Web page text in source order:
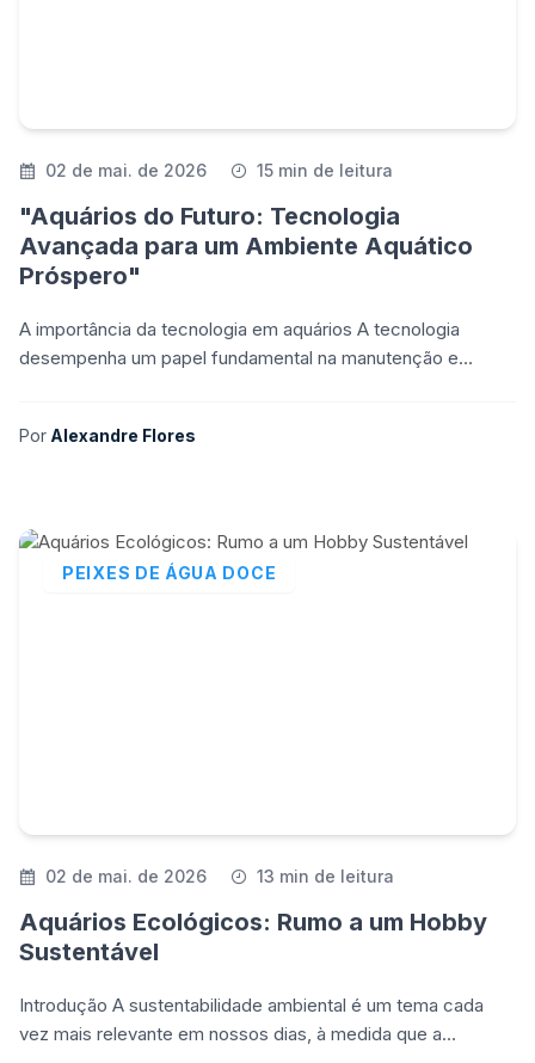
02 de mai. de 2026 15 min de leitura
"Aquários do Futuro: Tecnologia
Avançada para um Ambiente Aquático
Próspero"
A importância da tecnologia em aquários A tecnologia
desempenha um papel fundamental na manutenção e
Por Alexandre Flores
PEIXES DE ÁGUA DOCE
02 de mai. de 2026 13 min de leitura
Aquários Ecológicos: Rumo a um Hobby
Sustentável
Introdução A sustentabilidade ambiental é um tema cada
vez mais relevante em nossos dias, à medida que a